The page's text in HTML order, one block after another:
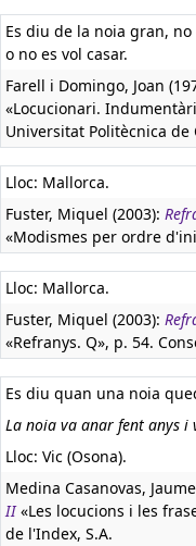
Es diu de la noia gran,
o no es vol casar.
Farell i Domingo, Joan
«Locucionari.
Universitat Politècnica de
Lloc: Mallorca.
Fuster, Miquel (2003):
«Modismes per ordre
Lloc: Mallorca.
Fuster, Miquel (2003):
«Refranys. Q», p. 54.
Es diu quan una noia
La noia va anar fent anys i
Lloc: Vic (Osona).
Medina Casanovas,
II«Les locucions i les
de l'Index, S.A.